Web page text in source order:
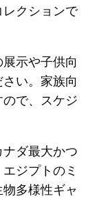
レクションで
示や子供向
い。家族向
で、スケジ
ナダ最大かつ
ジプトのミ
多様性ギャ